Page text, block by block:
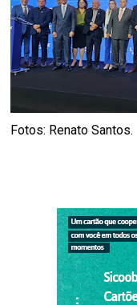
Fotos: Renato Santos.